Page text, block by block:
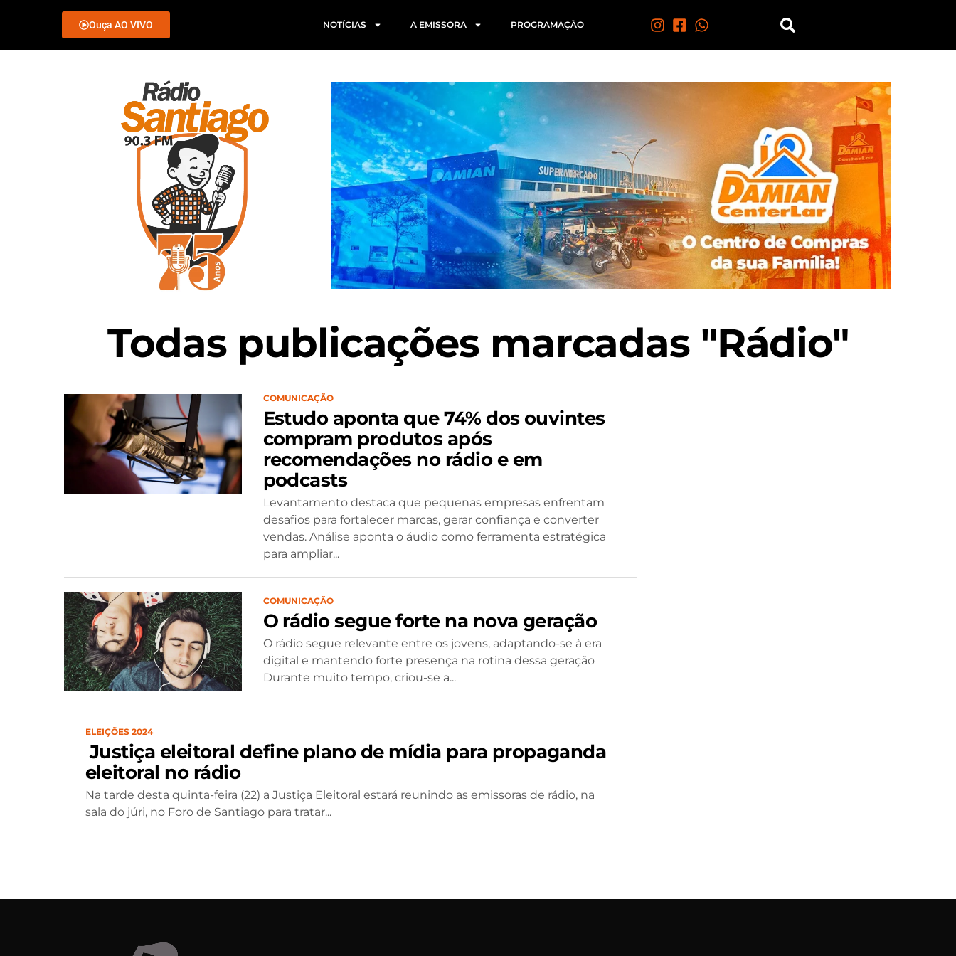
Ouça AO VIVO NOTÍCIAS A EMISSORA PROGRAMAÇÃO
Todas publicações marcadas "Rádio"
COMUNICAÇÃO
Estudo aponta que 74% dos ouvintes
compram produtos após
recomendações no rádio e em
podcasts
Levantamento destaca que pequenas empresas enfrentam
desafios para fortalecer marcas, gerar confiança e converter
vendas. Análise aponta o áudio como ferramenta estratégica
para ampliar...
COMUNICAÇÃO
O rádio segue forte na nova geração
O rádio segue relevante entre os jovens, adaptando-se à era
digital e mantendo forte presença na rotina dessa geração
Durante muito tempo, criou-se a...
ELEIÇÕES 2024
Justiça eleitoral define plano de mídia para propaganda
eleitoral no rádio
Na tarde desta quinta-feira (22) a Justiça Eleitoral estará reunindo as emissoras de rádio, na
sala do júri, no Foro de Santiago para tratar...